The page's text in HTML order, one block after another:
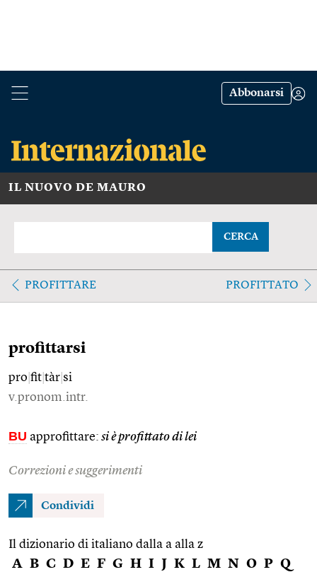
Abbonarsi
IL NUOVO DE MAURO
CERCA
PROFITTARE PROFITTATO
profittarsi
pro fit tàr si
v.pronom.intr.
BU approfittare: si è profittato di lei
Correzioni e suggerimenti
Condividi
Il dizionario di italiano dalla a alla z
A B C D E F G H I J K L M N O P Q